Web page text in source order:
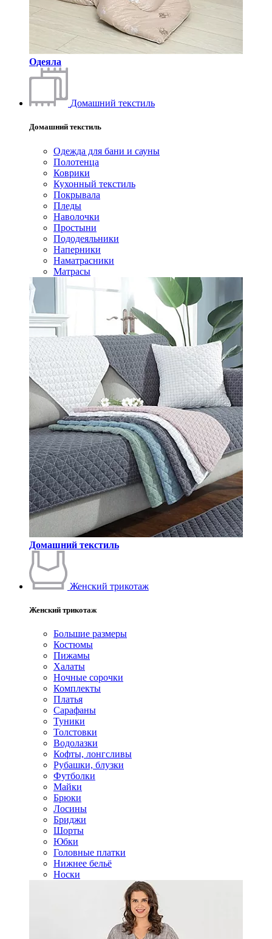
Одеяла
Домашний текстиль
Домашний текстиль
Одежда для бани и сауны
Полотенца
Коврики
Кухонный текстиль
Покрывала
Пледы
Наволочки
Простыни
Пододеяльники
Наперники
Наматрасники
Матрасы
Домашний текстиль
Женский трикотаж
Женский трикотаж
Большие размеры
Костюмы
Пижамы
Халаты
Ночные сорочки
Комплекты
Платья
Сарафаны
Туники
Толстовки
Водолазки
Кофты, лонгсливы
Рубашки, блузки
Футболки
Майки
Брюки
Лосины
Бриджи
Шорты
Юбки
Головные платки
Нижнее бельё
Носки